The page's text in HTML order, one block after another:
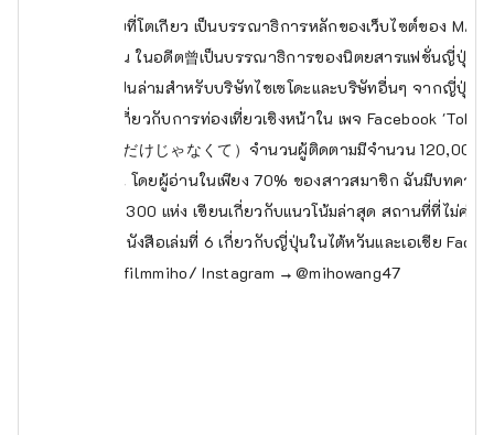
บันกำลังอาศัยอยู่ที่โตเกียว เป็นบรรณาธิการหลักของเว็บไซต์ของ
ำหรับชาวไต้หวัน ในอดีต曾เป็นบรรณาธิการของนิตยสารแฟชั่นญี่ปุ่น ติ
ส่วนตัวในไทเป, เป็นล่ามสำหรับบริษัทไชเซโดะและบริษัทอื่นๆ จากญี่ปุ่นแ
รเขียนโฆษณาเกี่ยวกับการท่องเที่ยวเชิงหน้าใน เพจ Facebook
只是留學（留学だけじゃなくて）จำนวนผู้ติดตามมีจำนวน 120,000
ฮ่องกง และญี่ปุ่น โดยผู้อ่านในเพียง 70% ของสาวสมาชิก ฉันมีบทควา
ในอดีตมากกว่า 300 แห่ง เขียนเกี่ยวกับแนวโน้มล่าสุด สถานที่ที่ไม่ค่อ
ดั้งเดิม เผยแพร่หนังสือเล่มที่ 6 เกี่ยวกับญี่ปุ่นในไต้หวันและเอเชีย
filmmiho/ Instagram → @mihowang47